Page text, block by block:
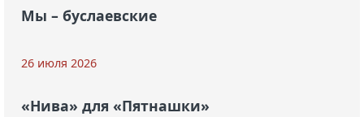
Мы – буслаевские
26 июля 2026
«Нива» для «Пятнашки»